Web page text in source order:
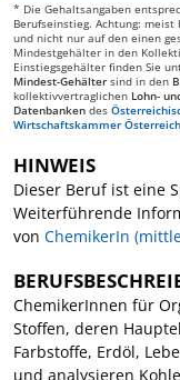
* Die Gehaltsangaben
Berufseinstieg. Achtung:
und nicht nur auf den einen
Mindestgehälter in den
Einstiegsgehälter finden Sie
Mindest-Gehälter sind in den
kollektivvertraglichen Lohn-
Datenbanken des
Wirtschaftskammer Österreich
HINWEIS
Dieser Beruf ist eine
Weiterführende
von ChemikerIn
ChemikerInnen für
Stoffen, deren
Farbstoffe, Erdöl,
und analysieren